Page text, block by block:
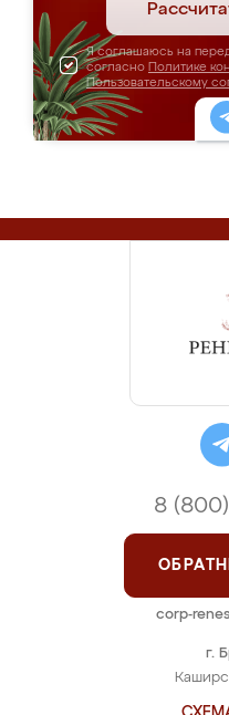
Я соглашаюсь на
согласно Политике
Пользовательскому
г.
8 (800)
corp-